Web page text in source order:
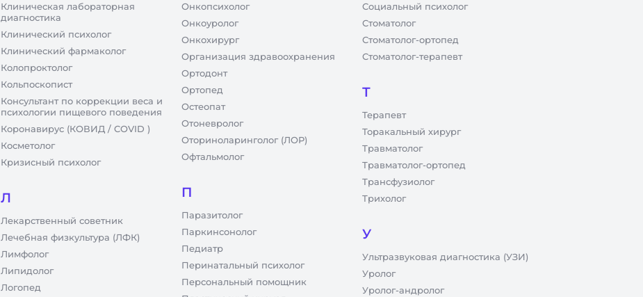
Клиническая лабораторная
диагностика
Клинический психолог
Клинический фармаколог
Колопроктолог
Кольпоскопист
Консультант по коррекции веса и
психологии пищевого поведения
Коронавирус (КОВИД / COVID )
Косметолог
Кризисный психолог
Л
Лекарственный советник
Лечебная физкультура (ЛФК)
Лимфолог
Липидолог
Логопед
Онкопсихолог
Онкоуролог
Онкохирург
Организация здравоохранения
Ортодонт
Ортопед
Остеопат
Отоневролог
Оториноларинголог (ЛОР)
Офтальмолог
П
Паразитолог
Паркинсонолог
Педиатр
Перинатальный психолог
Персональный помощник
Социальный психолог
Стоматолог
Стоматолог-ортопед
Стоматолог-терапевт
Т
Терапевт
Торакальный хирург
Травматолог
Травматолог-ортопед
Трансфузиолог
Трихолог
У
Ультразвуковая диагностика (УЗИ)
Уролог
Уролог-андролог